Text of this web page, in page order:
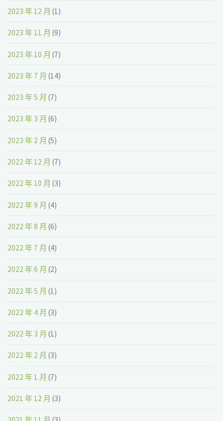
2023 年 12 月 (1)
2023 年 11 月 (9)
2023 年 10 月 (7)
2023 年 7 月 (14)
2023 年 5 月 (7)
2023 年 3 月 (6)
2023 年 2 月 (5)
2022 年 12 月 (7)
2022 年 10 月 (3)
2022 年 9 月 (4)
2022 年 8 月 (6)
2022 年 7 月 (4)
2022 年 6 月 (2)
2022 年 5 月 (1)
2022 年 4 月 (3)
2022 年 3 月 (1)
2022 年 2 月 (3)
2022 年 1 月 (7)
2021 年 12 月 (3)